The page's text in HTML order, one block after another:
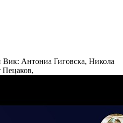
Антониа Гиговска, Никола
Пецаков,